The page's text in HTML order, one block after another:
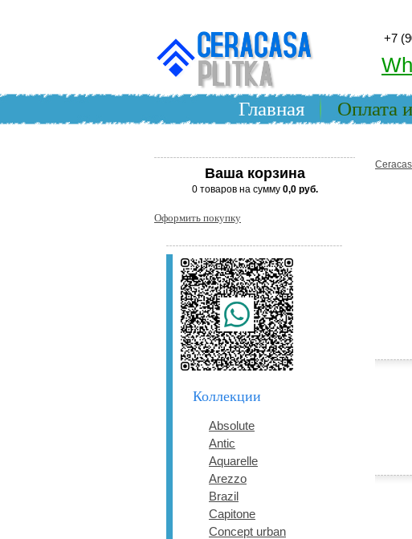
+7
Главная Оплата
Ваша корзина
0 товаров на сумму 0,0 руб.
Оформить покупку
Коллекции
Absolute
Antic
Aquarelle
Arezzo
Brazil
Capitone
Concept urban